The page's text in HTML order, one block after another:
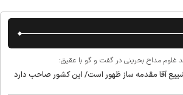
مداح بحرینی در گفت و گو با عقیق:
آقا مقدمه ساز ظهور است/ این کشور صاحب دارد